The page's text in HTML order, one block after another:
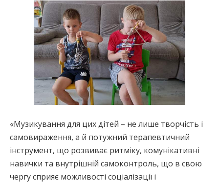
«Музикування для цих дітей – не лише творчість і
самовираження, а й потужний терапевтичний
інструмент, що розвиває ритміку, комунікативні
навички та внутрішній самоконтроль, що в свою
чергу сприяє можливості соціалізації і